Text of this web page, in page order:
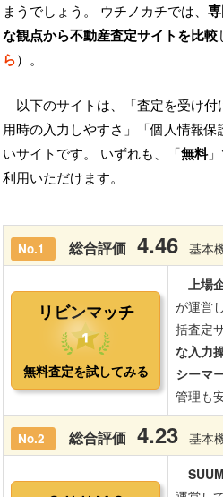
まうでしょう。 ウチノカチでは、
な観点から不動産査定サイトを比較
ら）。
以下のサイトは、「査定を受け
用時の入力しやすさ」「個人情報
いサイトです。 いずれも、「無料
利用いただけます。